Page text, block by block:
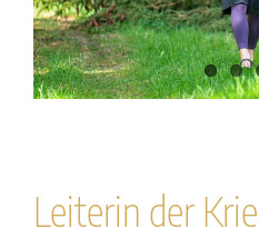
Leiterin der